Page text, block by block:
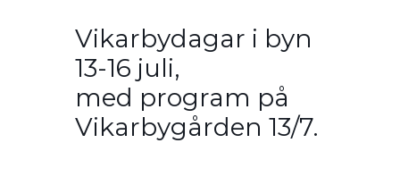
Vikarbydagar i byn
13-16 juli,
med program på
Vikarbygården 13/7.